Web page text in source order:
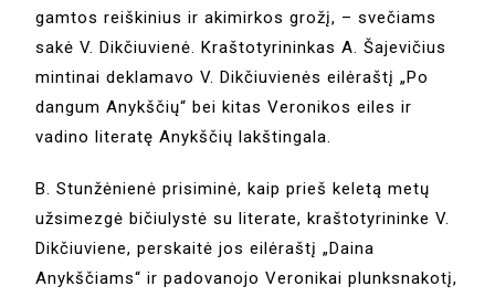
gamtos reiškinius ir akimirkos grožį, – svečiams
sakė V. Dikčiuvienė. Kraštotyrininkas A. Šajevičius
mintinai deklamavo V. Dikčiuvienės eilėraštį „Po
dangum Anykščių“ bei kitas Veronikos eiles ir
vadino literatę Anykščių lakštingala.
B. Stunžėnienė prisiminė, kaip prieš keletą metų
užsimezgė bičiulystė su literate, kraštotyrininke V.
Dikčiuviene, perskaitė jos eilėraštį „Daina
Anykščiams“ ir padovanojo Veronikai plunksnakotį,